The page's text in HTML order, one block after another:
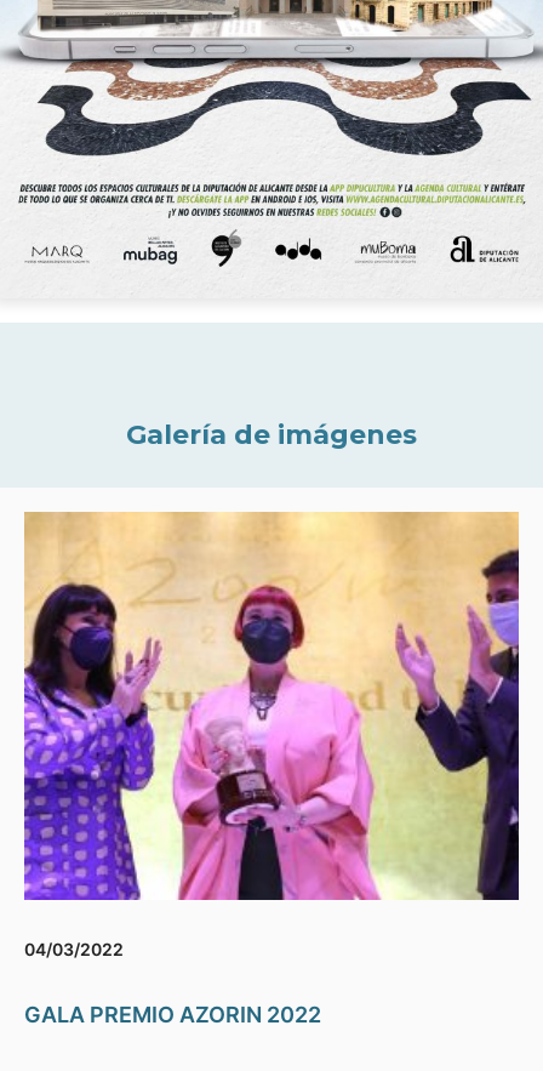
Galería de imágenes
04/03/2022
GALA PREMIO AZORIN 2022